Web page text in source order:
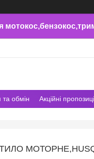
обмін Акційні
МОТОРНЕ,HUSQ